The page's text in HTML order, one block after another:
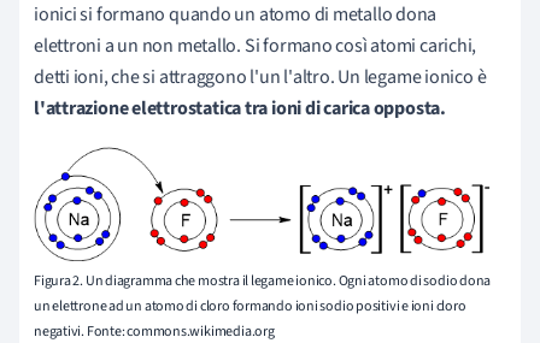
ionici si formano quando un atomo di metallo dona
elettroni a un non metallo. Si formano così atomi carichi,
detti ioni, che si attraggono l'un l'altro. Un legame ionico è
l'attrazione elettrostatica tra ioni di carica opposta.
Figura 2. Un diagramma che mostra il legame ionico. Ogni atomo di sodio dona
un elettrone ad un atomo di cloro formando ioni sodio positivi e ioni cloro
negativi. Fonte: commons.wikimedia.org